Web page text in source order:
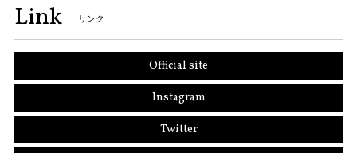
Link リンク
Official site
Instagram
Twitter